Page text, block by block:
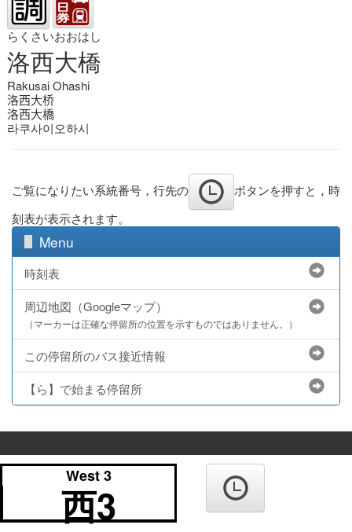
らくさいおおはし
洛西大橋
Rakusai Ohashi
洛西大桥
洛西大橋
라쿠사이오하시
ご覧になりたい系統番号，行先の
ボタンを押すと，時
刻表が表示されます。
Menu
時刻表
周辺地図（Googleマップ）
（マーカーは正確な停留所の位置を示すものではありません。）
この停留所のバス接近情報
【ら】で始まる停留所
の West 3
西3